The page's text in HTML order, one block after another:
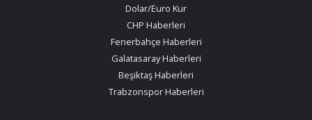
Dolar/Euro Kur
CHP Haberleri
Fenerbahçe Haberleri
Galatasaray Haberleri
Beşiktaş Haberleri
Trabzonspor Haberleri